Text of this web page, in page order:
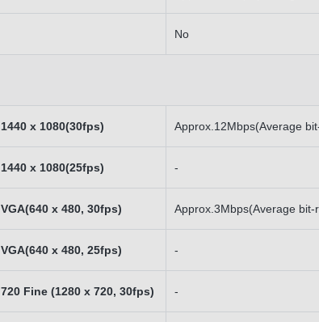
No
1440 x 1080(30fps) Approx.12Mbps(Average
1440 x 1080(25fps) -
VGA(640 x 480, 30fps) Approx.3Mbps(Average bit-
VGA(640 x 480, 25fps) -
720 Fine (1280 x 720, 30fps) -